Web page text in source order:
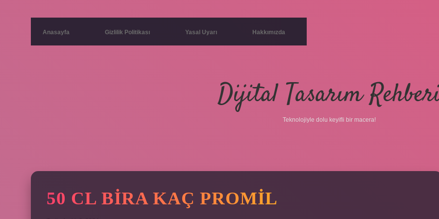
Anasayfa Gizlilik Politikası Yasal Uyarı Hakkımızda
Dijital Tasarım
Teknolojiyle dolu keyifli bir macera!
50 CL BIRA KAÇ PROMIL